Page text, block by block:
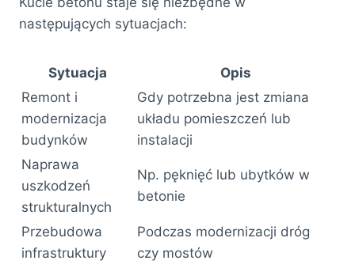
następujących sytuacjach:
Sytuacja
Opis
Remont i
modernizacja
budynków
Gdy potrzebna jest zmiana
układu pomieszczeń lub
instalacji
Naprawa
uszkodzeń
strukturalnych
Np. pęknięć lub ubytków w
betonie
Przebudowa
infrastruktury
Podczas modernizacji dróg
czy mostów